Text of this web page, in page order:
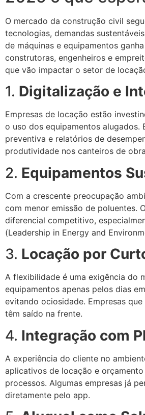
O mercado da construção civil
tecnologias, demandas
de máquinas e equipamentos
construtoras, engenheiros e
que vão impactar o setor de
1. Digitalização e
Empresas de locação estão
o uso dos equipamentos alugados.
preventiva e relatórios de
produtividade nos canteiros de
2. Equipamentos
Com a crescente preocupação
com menor emissão de poluentes.
diferencial competitivo,
(Leadership in Energy and
3. Locação por
A flexibilidade é uma exigência do
equipamentos apenas pelos dias
evitando ociosidade. Empresas
têm saído na frente.
4. Integração com
A experiência do cliente no
aplicativos de locação e
processos. Algumas empresas já
diretamente pelo app.